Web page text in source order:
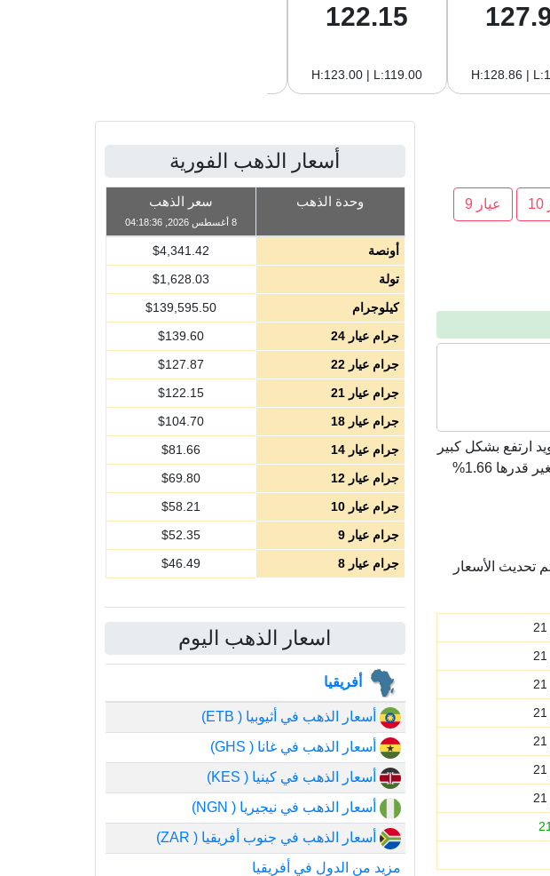
H:128.86 |
122.15
H:123.00 | L:119.00
عيار 9
في السويد ارتفع بشكل كبير
بمقدار 18.85 كرونا سويدي لكل غرام عيار 21 لتسجل 1,156.47 كرونا سويدي لكل غرام (بنسبة تغير قدرها 1.66%
عيار 21. يتم تحديث الأسعار
أسعار الذهب الفورية
وحدة الذهب سعر الذهب
8 أغسطس 2026, 04:18:36
أونصة $4,341.42
تولة
$1,628.03
كيلوجرام
$139,595.50
جرام عيار 24
$139.60
جرام عيار 22
$127.87
جرام عيار 21
$122.15
جرام عيار 18
$104.70
جرام عيار 14
$81.66
جرام عيار 12
$69.80
جرام عيار 10
$58.21
جرام عيار 9
$52.35
جرام عيار 8
$46.49
اسعار الذهب اليوم
أفريقيا
أسعار الذهب في أثيوبيا ( ETB)
أسعار الذهب في غانا ( GHS)
أسعار الذهب في كينيا ( KES)
أسعار الذهب في نيجيريا ( NGN)
أسعار الذهب في جنوب أفريقيا ( ZAR)
مزيد من الدول في أفريقيا